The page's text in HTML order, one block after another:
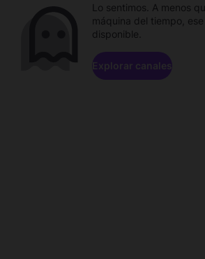
Lo sentimos. A menos
máquina del tiempo,
disponible.
Explorar canales